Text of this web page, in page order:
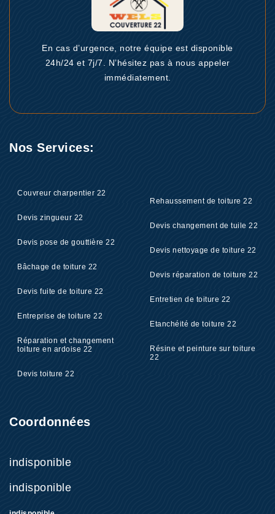
En cas d’urgence, notre équipe est disponible
24h/24 et 7j/7. N’hésitez pas à nous appeler
immédiatement.
Nos Services:
Couvreur charpentier 22
Devis zingueur 22
Devis pose de gouttière 22
Bâchage de toiture 22
Devis fuite de toiture 22
Entreprise de toiture 22
Réparation et changement
toiture en ardoise 22
Devis toiture 22
Rehaussement de toiture 22
Devis changement de tuile 22
Devis nettoyage de toiture 22
Devis réparation de toiture 22
Entretien de toiture 22
Etanchéité de toiture 22
Résine et peinture sur toiture
22
Coordonnées
indisponible
indisponible